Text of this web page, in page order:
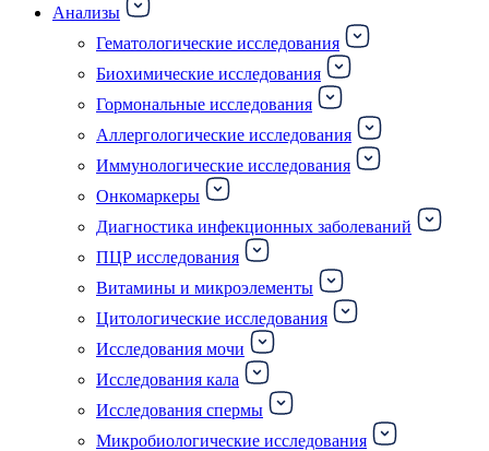
Анализы
Гематологические исследования
Биохимические исследования
Гормональные исследования
Аллергологические исследования
Иммунологические исследования
Онкомаркеры
Диагностика инфекционных заболеваний
ПЦР исследования
Витамины и микроэлементы
Цитологические исследования
Исследования мочи
Исследования кала
Исследования спермы
Микробиологические исследования